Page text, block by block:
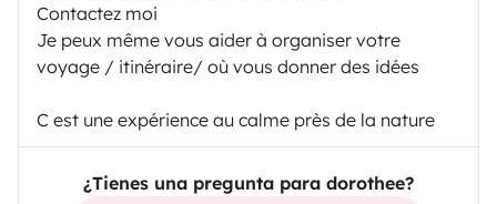
Contactez moi
Je peux même vous aider à organiser votre
voyage / itinéraire/ où vous donner des idées
C est une expérience au calme près de la nature
¿Tienes una pregunta para dorothee?